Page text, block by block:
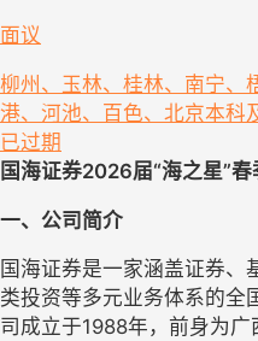
面议
柳州、玉林、桂林、南宁、
港、河池、百色、北京本科
已过期
国海证券2026届“海之星”春
一、公司简介
国海证券是一家涵盖证券、
类投资等多元业务体系的全
司成立于1988年，前身为